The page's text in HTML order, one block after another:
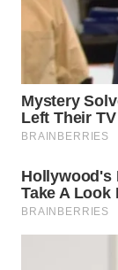
SERDANG
WN
TEBING
TINGGI
WN
WN